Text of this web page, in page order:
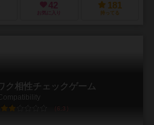
42
お気に入り
181
持ってる
ク相性チェックゲーム
6.3